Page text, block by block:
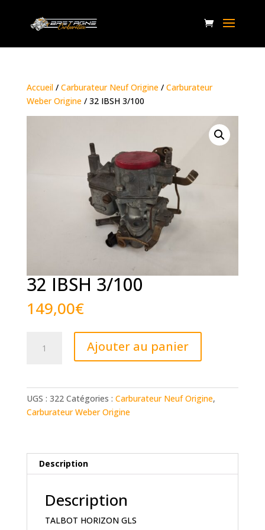
Accueil/ Carburateur Neuf Origine/ Carburateur
Weber Origine/ 32 IBSH 3/100
32 IBSH 3/100
149,00€
Ajouter au panier
UGS : 322 Catégories : Carburateur Neuf Origine,
Carburateur Weber Origine
Description
Description
TALBOT HORIZON GLS